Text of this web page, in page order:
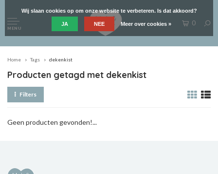
MENU
0
Home Tags dekenkist
Producten getagd met dekenkist
Filters
Geen producten gevonden!...
Wij slaan cookies op om onze website te verbeteren. Is dat akkoord?
JA NEE Meer over cookies »